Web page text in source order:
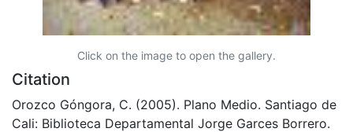
Click on the image to open the gallery.
Citation
Orozco Góngora, C. (2005). Plano Medio. Santiago de
Cali: Biblioteca Departamental Jorge Garces Borrero.